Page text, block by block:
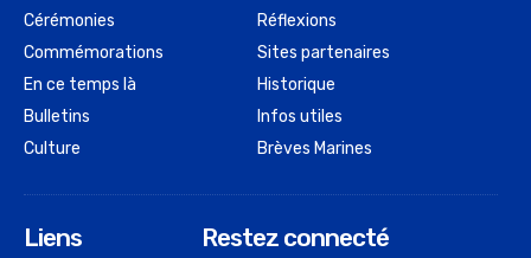
Cérémonies
Commémorations
En ce temps là
Bulletins
Culture
Réflexions
Sites partenaires
Historique
Infos utiles
Brèves Marines
Liens Restez connecté